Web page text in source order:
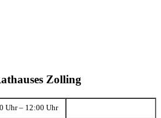
Zolling
Uhr – 12:00 Uhr